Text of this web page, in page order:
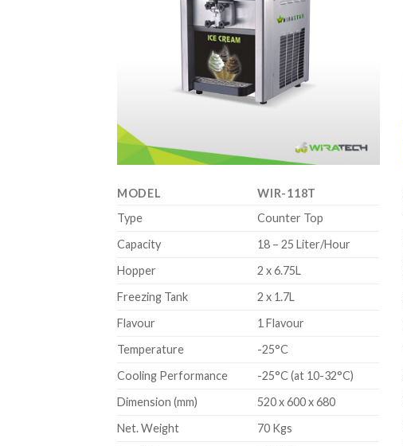
MODEL
WIR-118T
Type
Counter Top
Capacity
18 – 25 Liter/Hour
Hopper
2 x 6.75L
Freezing Tank
2 x 1.7L
Flavour
1 Flavour
Temperature
-25°C
Cooling Performance
-25°C (at 10-32°C)
Dimension (mm)
520 x 600 x 680
Net. Weight
70 Kgs